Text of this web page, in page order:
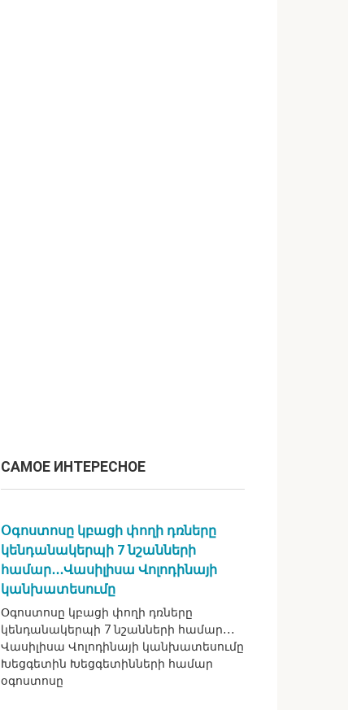
САМОЕ ИНТЕРЕСНОЕ
Օգոստոսը կբացի փողի դռները
կենդանակերպի 7 նշանների
համար․․․Վասիլիսա Վոլոդինայի
կանխատեսումը
Օգոստոսը կբացի փողի դռները
կենդանակերպի 7 նշանների համար․․․
Վասիլիսա Վոլոդինայի կանխատեսումը
Խեցգետին Խեցգետինների համար
օգոստոսը